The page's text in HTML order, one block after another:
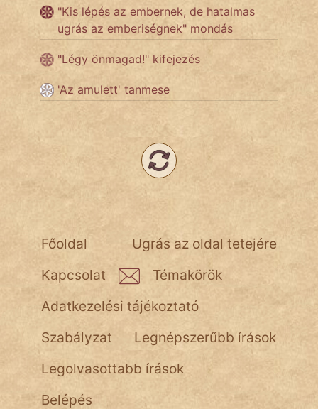
NapHold
Név nélkül
pszichopati
szegény legény
szemfüles
"Kis lépés az embernek, de hatalmas
ugrás az emberiségnek" mondás
"Légy önmagad!" kifejezés
'Az amulett' tanmese
Ugrás az oldal tetejére
Főoldal
Kapcsolat
Témakörök
Adatkezelési tájékoztató
Szabályzat
Legnépszerűbb írások
Legolvasottabb írások
Belépés